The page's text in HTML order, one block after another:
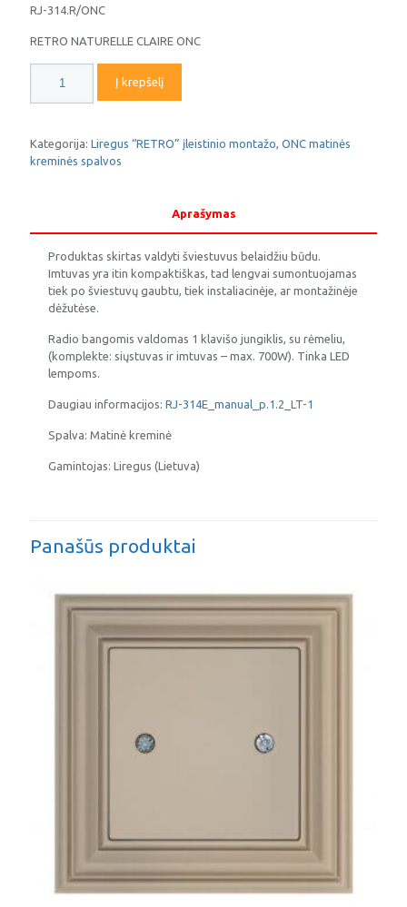
RJ-314.R/ONC
RETRO NATURELLE CLAIRE ONC
kiekis:
Paviršinis,
bangomis
valdomas
Į krepšelį
Kategorija: Liregus “RETRO” įleistinio montažo, ONC matinės
kreminės spalvos
Aprašymas
Produktas skirtas valdyti šviestuvus belaidžiu būdu.
Imtuvas yra itin kompaktiškas, tad lengvai sumontuojamas
tiek po šviestuvų gaubtu, tiek instaliacinėje, ar montažinėje
dėžutėse.
Radio bangomis valdomas 1 klavišo jungiklis, su rėmeliu,
(komplekte: siųstuvas ir imtuvas – max. 700W). Tinka LED
lempoms.
Daugiau informacijos: RJ-314E_manual_p.1.2_LT-1
Spalva: Matinė kreminė
Gamintojas: Liregus (Lietuva)
Panašūs produktai